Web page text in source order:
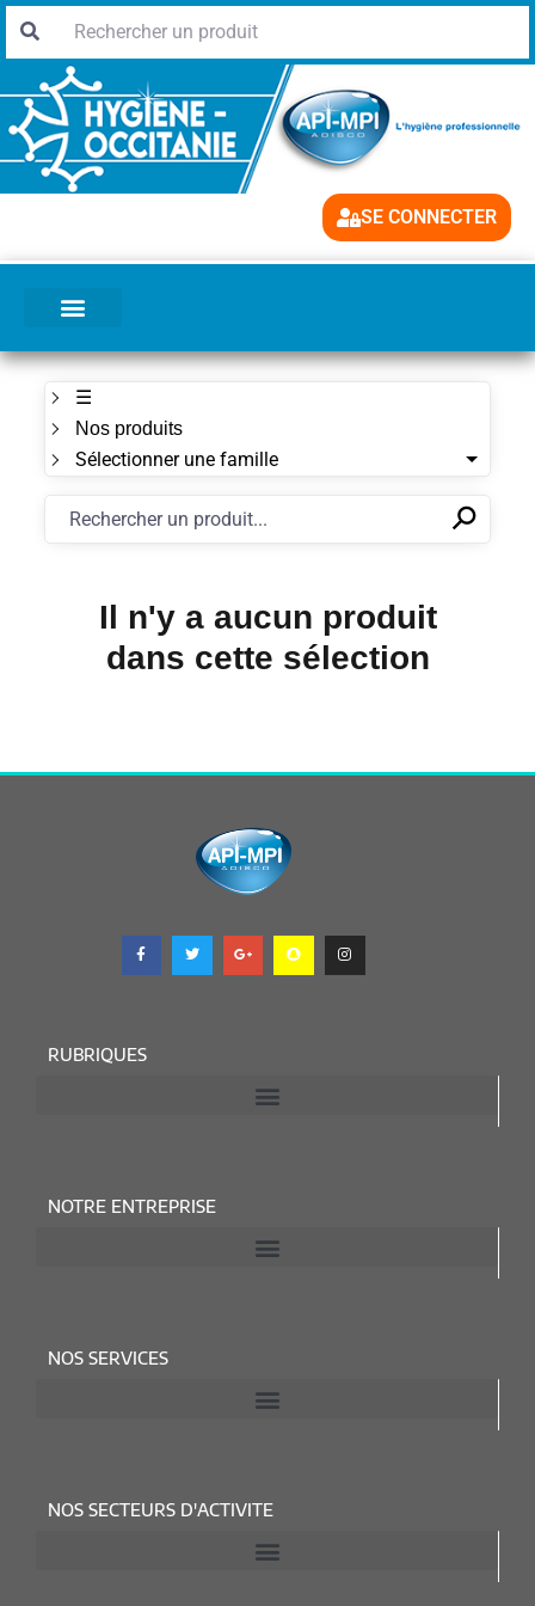
SE CONNECTER
☰
Nos produits
Sélectionner une famille
✕⚲
Il n'y a aucun produit
dans cette sélection
RUBRIQUES
NOTRE ENTREPRISE
NOS SERVICES
NOS SECTEURS D'ACTIVITE